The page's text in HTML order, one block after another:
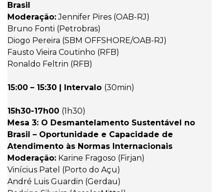
Brasil
Moderação:Jennifer Pires (OAB-RJ)
Bruno Fonti (Petrobras)
Diogo Pereira (SBM OFFSHORE/OAB-RJ)
Fausto Vieira Coutinho (RFB)
Ronaldo Feltrin (RFB)
15:00 – 15:30 | Intervalo (30min)
15h30-17h00 (1h30)
Mesa 3: O Desmantelamento Sustentável no
Brasil – Oportunidade e Capacidade de
Atendimento às Normas Internacionais
Moderação: Karine Fragoso (Firjan)
Vinícius Patel (Porto do Açu)
André Luis Guardin (Gerdau)